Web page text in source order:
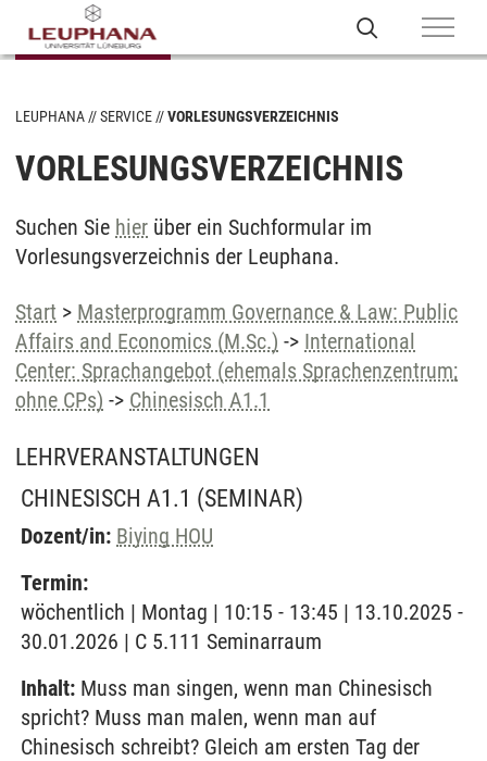
LEUPHANA SERVICE VORLESUNGSVERZEICHNIS
VORLESUNGSVERZEICHNIS
Suchen Sie hier über ein Suchformular im
Vorlesungsverzeichnis der Leuphana.
Start > Masterprogramm Governance & Law: Public
Affairs and Economics (M.Sc.) -> International
Center: Sprachangebot (ehemals Sprachenzentrum;
ohne CPs) -> Chinesisch A1.1
LEHRVERANSTALTUNGEN
CHINESISCH A1.1 (SEMINAR)
Dozent/in: Biying HOU
Termin:
wöchentlich | Montag | 10:15 - 13:45 | 13.10.2025 -
30.01.2026 | C 5.111 Seminarraum
Inhalt: Muss man singen, wenn man Chinesisch
spricht? Muss man malen, wenn man auf
Chinesisch schreibt? Gleich am ersten Tag der